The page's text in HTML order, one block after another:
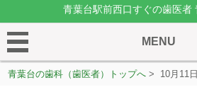
青葉台駅前西口すぐの歯医者
MENU
青葉台の歯科（歯医者）トップへ > 10月11